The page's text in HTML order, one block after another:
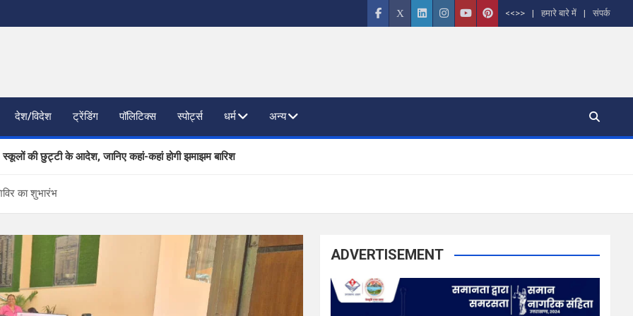
<<>> हमारे बारे में संपर्क
देश/विदेश ट्रेंडिंग पॉलिटिक्स स्पोर्ट्स धर्म अन्य
स्कूलों की छुट्टी के आदेश, जानिए कहां-कहां होगी झमाझम बारिश
दलों से SIR पर फीडबैक
कंपनियां लेंगी साक्षात्कार; 559 पदों पर होगा चयन
ने वैश्विक स्तर पर संस्कृत के प्रसार को दिया नया आयाम
का शुभारंभ
ADVERTISEMENT